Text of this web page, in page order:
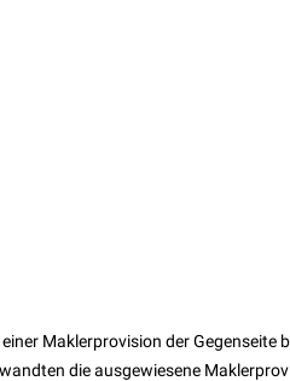
Maklerprovision der Gegenseite
die ausgewiesene